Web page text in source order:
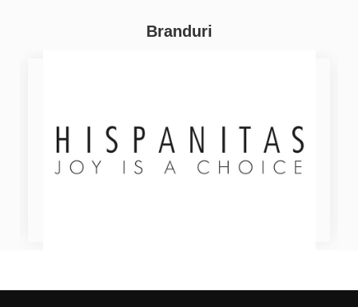
Branduri